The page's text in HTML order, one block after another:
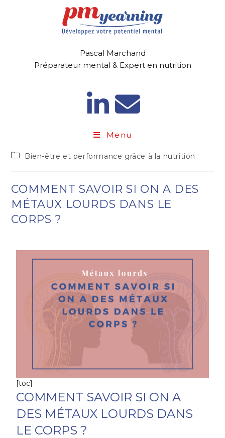
Pascal Marchand
Préparateur mental & Expert en nutrition
Menu
Bien-être et performance grâce à la nutrition
COMMENT SAVOIR SI ON A DES
MÉTAUX LOURDS DANS LE
CORPS ?
[toc]
COMMENT SAVOIR SI ON A
DES MÉTAUX LOURDS DANS
LE CORPS ?